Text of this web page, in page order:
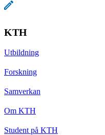
KTH
Utbildning
Forskning
Samverkan
Om KTH
Student på KTH